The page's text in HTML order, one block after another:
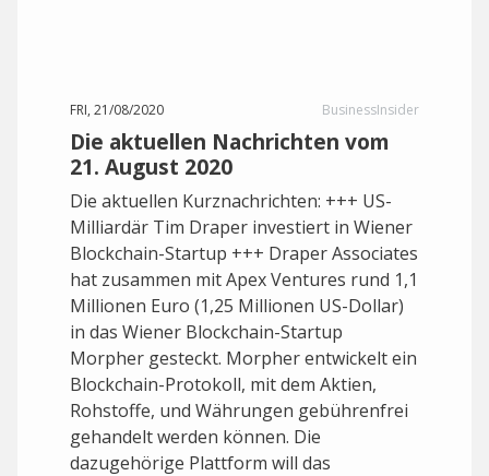
FRI, 21/08/2020 BusinessInsider
Die aktuellen Nachrichten vom
21. August 2020
Die aktuellen Kurznachrichten: +++ US-
Milliardär Tim Draper investiert in Wiener
Blockchain-Startup +++ Draper Associates
hat zusammen mit Apex Ventures rund 1,1
Millionen Euro (1,25 Millionen US-Dollar)
in das Wiener Blockchain-Startup
Morpher gesteckt. Morpher entwickelt ein
Blockchain-Protokoll, mit dem Aktien,
Rohstoffe, und Währungen gebührenfrei
gehandelt werden können. Die
dazugehörige Plattform will das